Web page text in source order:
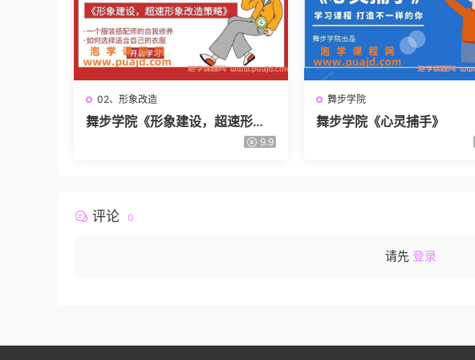
02、形象改造
舞步学院《形象建设，超速形象
9.9
舞步学院
舞步学院《心灵捕手》
评论 0
请先 登录